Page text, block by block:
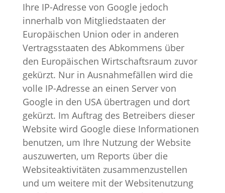
Ihre IP-Adresse von Google jedoch
innerhalb von Mitgliedstaaten der
Europäischen Union oder in anderen
Vertragsstaaten des Abkommens über
den Europäischen Wirtschaftsraum zuvor
gekürzt. Nur in Ausnahmefällen wird die
volle IP-Adresse an einen Server von
Google in den USA übertragen und dort
gekürzt. Im Auftrag des Betreibers dieser
Website wird Google diese Informationen
benutzen, um Ihre Nutzung der Website
auszuwerten, um Reports über die
Websiteaktivitäten zusammenzustellen
und um weitere mit der Websitenutzung